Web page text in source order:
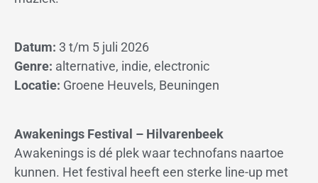
Datum: 3 t/m 5 juli 2026
Genre: alternative, indie, electronic
Locatie: Groene Heuvels, Beuningen
Awakenings Festival – Hilvarenbeek
Awakenings is dé plek waar technofans naartoe
kunnen. Het festival heeft een sterke line-up met